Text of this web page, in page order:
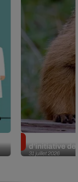
31 juillet 2026
d’initiative